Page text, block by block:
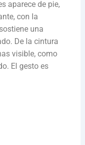
aparece de pie,
con la
una
De la cintura
visible, como
El gesto es